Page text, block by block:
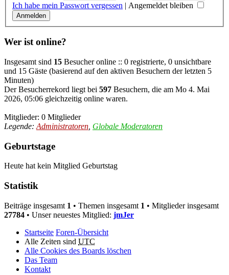
Ich habe mein Passwort vergessen | Angemeldet bleiben
Wer ist online?
Insgesamt sind 15 Besucher online :: 0 registrierte, 0 unsichtbare
und 15 Gäste (basierend auf den aktiven Besuchern der letzten 5
Minuten)
Der Besucherrekord liegt bei 597 Besuchern, die am Mo 4. Mai
2026, 05:06 gleichzeitig online waren.
Mitglieder: 0 Mitglieder
Legende: Administratoren Globale Moderatoren
Geburtstage
Heute hat kein Mitglied Geburtstag
Statistik
Beiträge insgesamt 1 • Themen insgesamt 1 • Mitglieder insgesamt
27784 • Unser neuestes Mitglied: jmJer
Startseite Foren-Übersicht
Alle Zeiten sind UTC
Alle Cookies des Boards löschen
Das Team
Kontakt